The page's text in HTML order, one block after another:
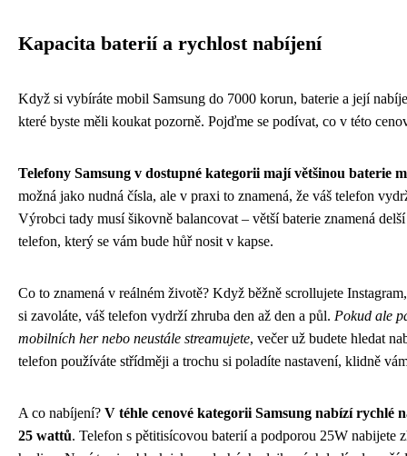
Kapacita baterií a rychlost nabíjení
Když si vybíráte mobil Samsung do 7000 korun, baterie a její
které byste měli koukat pozorně. Pojďme se podívat, co v této
Telefony Samsung v dostupné kategorii mají většinou baterie
možná jako nudná čísla, ale v praxi to znamená, že váš telefon
Výrobci tady musí šikovně balancovat – větší baterie znamená
telefon, který se vám bude hůř nosit v kapse.
Co to znamená v reálném životě? Když běžně scrollujete
si zavoláte, váš telefon vydrží zhruba den až den a půl. Pokud ale
mobilních her nebo neustále streamujete, večer už budete hledat
telefon používáte střídměji a trochu si poladíte nastavení, klidně
A co nabíjení? V téhle cenové kategorii Samsung nabízí rychlé
25 wattů. Telefon s pětitisícovou baterií a podporou 25W nabijete